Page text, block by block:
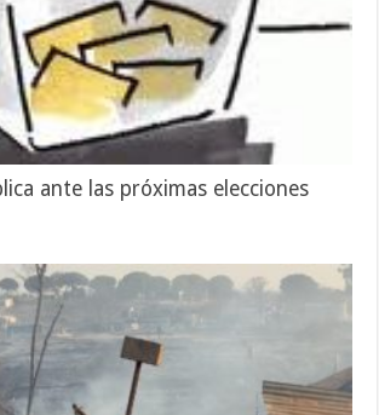
ante las próximas elecciones